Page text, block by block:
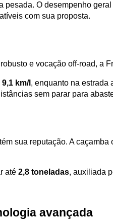
pesada. O desempenho
com sua proposta.
e vocação off-road, a
9,1 km/l , enquanto na estrada
sem parar para
sua reputação. A caçamba
até 2,8 toneladas, auxiliada
avançada